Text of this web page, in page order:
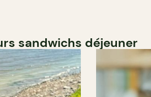
sandwichs déjeuner